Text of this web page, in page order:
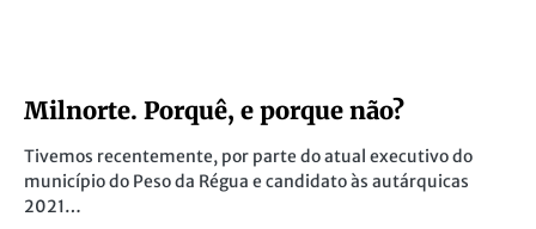
Milnorte. Porquê, e porque não?
Tivemos recentemente, por parte do atual executivo do
município do Peso da Régua e candidato às autárquicas
2021…